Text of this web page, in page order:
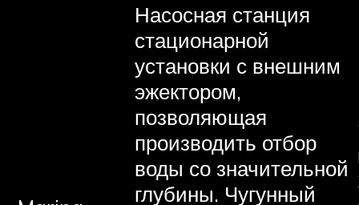
Насосная станция
стационарной
установки с внешним
эжектором,
позволяющая
производить отбор
воды со значительной
глубины. Чугунный